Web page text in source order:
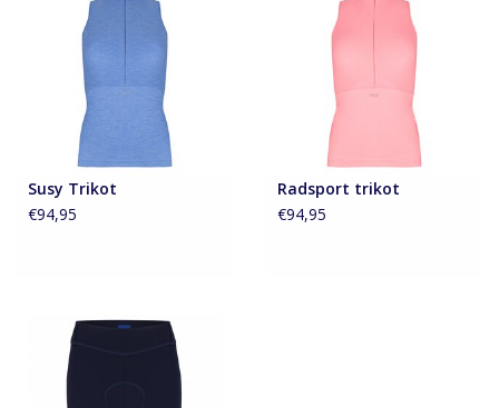
Susy Trikot
€94,95
Radsport trikot
€94,95